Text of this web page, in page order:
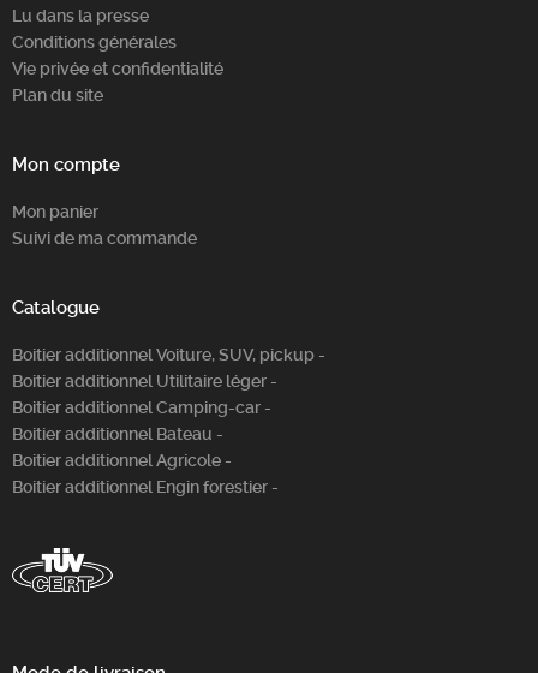
Lu dans la presse
Conditions générales
Vie privée et confidentialité
Plan du site
Mon compte
Mon panier
Suivi de ma commande
Catalogue
Boitier additionnel Voiture, SUV, pickup -
Boitier additionnel Utilitaire léger -
Boitier additionnel Camping-car -
Boitier additionnel Bateau -
Boitier additionnel Agricole -
Boitier additionnel Engin forestier -